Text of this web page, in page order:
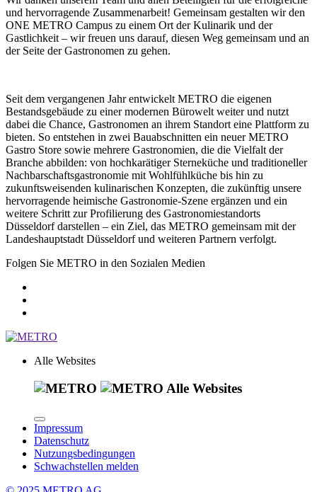
und hervorragende Zusammenarbeit! Gemeinsam gestalten wir den
ONE METRO Campus zu einem Ort der Kulinarik und der
Gastlichkeit – wir freuen uns darauf, diesen Weg gemeinsam und an
der Seite der Gastronomen zu gehen.
Seit dem vergangenen Jahr entwickelt METRO die eigenen
Bestandsgebäude zu einer modernen Bürowelt weiter und nutzt
dabei die Chance, Gastronomen an ihrem Standort eine Plattform zu
bieten. So entstehen in zwei Bauabschnitten ein neuer METRO
Gastro Store sowie mehrere Gastronomien, die die Vielfalt der
Branche abbilden: von hochkarätiger Sterneküche und traditioneller
Nachbarschaftsgastronomie mit Wohlfühlküche bis hin zu
zukunftsweisenden kulinarischen Konzepten, die zukünftig unsere
hervorragende heimische Gastronomie-Szene ergänzen und ein
weitere Schritt zur Profilierung des Gastronomiestandorts
Düsseldorf darstellen – ein Ziel, das METRO gemeinsam mit der
Landeshauptstadt Düsseldorf und weiteren Partnern verfolgt.
Folgen Sie METRO in den Sozialen Medien
Alle Websites
Alle Websites
Impressum
Datenschutz
Nutzungsbedingungen
Schwachstellen melden